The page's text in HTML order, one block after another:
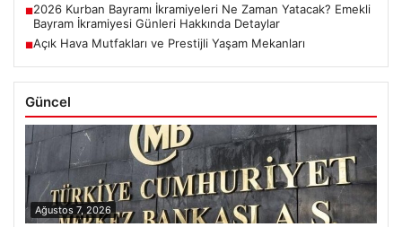
■2026 Kurban Bayramı İkramiyeleri Ne Zaman Yatacak? Emekli
Bayram İkramiyesi Günleri Hakkında Detaylar
■Açık Hava Mutfakları ve Prestijli Yaşam Mekanları
Güncel
Ağustos 7, 2026